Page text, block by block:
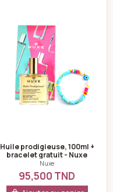
Huile prodigieuse, 100ml +
bracelet gratuit - Nuxe
Nuxe
95,500 TND